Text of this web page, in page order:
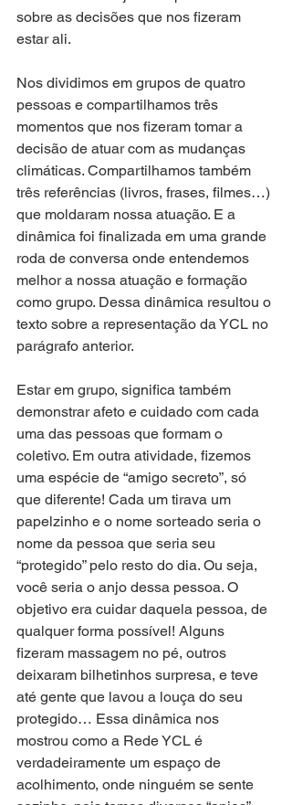
sobre as decisões que nos fizeram
estar ali.
Nos dividimos em grupos de quatro
pessoas e compartilhamos três
momentos que nos fizeram tomar a
decisão de atuar com as mudanças
climáticas. Compartilhamos também
três referências (livros, frases, filmes…)
que moldaram nossa atuação. E a
dinâmica foi finalizada em uma grande
roda de conversa onde entendemos
melhor a nossa atuação e formação
como grupo. Dessa dinâmica resultou o
texto sobre a representação da YCL no
parágrafo anterior.
Estar em grupo, significa também
demonstrar afeto e cuidado com cada
uma das pessoas que formam o
coletivo. Em outra atividade, fizemos
uma espécie de “amigo secreto”, só
que diferente! Cada um tirava um
papelzinho e o nome sorteado seria o
nome da pessoa que seria seu
“protegido” pelo resto do dia. Ou seja,
você seria o anjo dessa pessoa. O
objetivo era cuidar daquela pessoa, de
qualquer forma possível! Alguns
fizeram massagem no pé, outros
deixaram bilhetinhos surpresa, e teve
até gente que lavou a louça do seu
protegido… Essa dinâmica nos
mostrou como a Rede YCL é
verdadeiramente um espaço de
acolhimento, onde ninguém se sente